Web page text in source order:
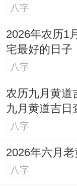
八字
2026年农历1
宅最好的日子
八字
农历九月黄道
九月黄道吉日
八字
2026年六月
八字